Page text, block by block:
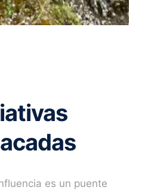
es un puente